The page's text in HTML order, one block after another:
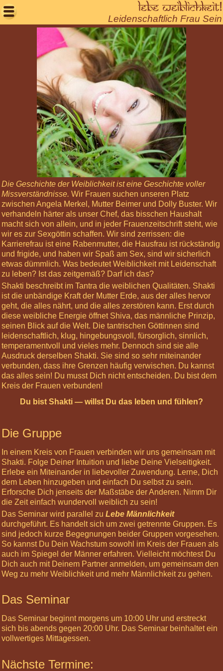
Lebe Weiblichkeit!
Leidenschaftlich Frau Sein

Die Geschichte der Weiblichkeit ist eine Geschichte voller
Missverständnisse. Wir Frauen suchen unseren Platz
zwischen Angela Merkel, Mutter Beimer und Dolly Buster. Wir
verhandeln härter als unser Chef, das bisschen Haushalt
macht sich von allein, und in jeder Frauenzeitschrift steht, wie
wir es zur Sexgöttin schaffen. Wir sind zerrissen: die
Karrierefrau ist eine Rabenmutter, die Hausfrau ist rückständig
und frigide, und haben wir Spaß am Sex, sind wir sicherlich
etwas dümmlich. Was bedeutet Weiblichkeit mit Leidenschaft
zu leben? Ist das zeitgemäß? Darf ich das?
Shakti beschreibt im Tantra die weiblichen Qualitäten. Shakti
ist die unbändige Kraft der Mutter Erde, aus der alles hervor
geht, die alles nährt, und die alles zerstören kann. Erst durch
diese weibliche Energie öffnet Shiva, das männliche Prinzip,
seinen Blick auf die Welt. Die tantrischen Göttinnen sind
leidenschaftlich, klug, hingebungsvoll, fürsorglich, sinnlich,
temperamentvoll und vieles mehr. Dennoch sind sie alle
Ausdruck derselben Shakti. Sie sind so sehr miteinander
verbunden, dass ihre Grenzen häufig verwischen. Du kannst
das alles sein! Du musst Dich nicht entscheiden. Du bist dem
Kreis der Frauen verbunden!
Du bist Shakti — willst Du das leben und fühlen?
Die Gruppe
In einem Kreis von Frauen verbinden wir uns gemeinsam mit
Shakti. Folge Deiner Intuition und liebe Deine Vielseitigkeit.
Erlebe ein Miteinander in liebevoller Zuwendung. Lerne, Dich
dem Leben hinzugeben und einfach Du selbst zu sein.
Erforsche Dich jenseits der Maßstäbe der Anderen. Nimm Dir
die Zeit einfach wundervoll weiblich zu sein!
Das Seminar wird parallel zu Lebe Männlichkeit
durchgeführt. Es handelt sich um zwei getrennte Gruppen. Es
sind jedoch kurze Begegnungen beider Gruppen vorgesehen.
So kannst Du Dein Wachstum sowohl im Kreis der Frauen als
auch im Spiegel der Männer erfahren. Vielleicht möchtest Du
Dich auch mit Deinem Partner anmelden, um gemeinsam den
Weg zu mehr Weiblichkeit und mehr Männlichkeit zu gehen.
Das Seminar
Das Seminar beginnt morgens um 10:00 Uhr und erstreckt
sich bis abends gegen 20:00 Uhr. Das Seminar beinhaltet ein
vollwertiges Mittagessen.
Nächste Termine:
Informiere
mich »
Nächste
Highlights
12
Oct
2024
10:00
Basis-
Körperreise:
Chakren
23
Nov
2024
10:00
Kopfgefühle
Seminare
buchen
Körperreisen
Massageseminare
Paradiesisch
Nackt!
Tantra-
Nights
Tantra-
Labor
Gratis-
Seminare
Organisation
Körperarbeit
Meditationen
Über
uns
Net-
Gästebuch
Login